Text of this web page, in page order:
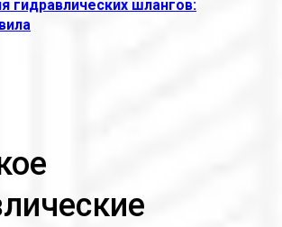
гидравлических шлангов: